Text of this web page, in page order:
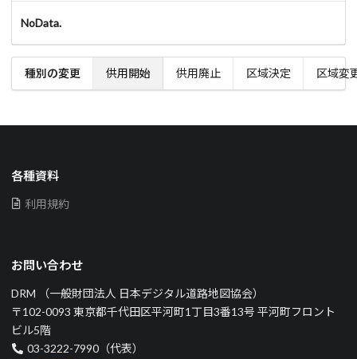
NoData.
種別の変更 供用開始 供用廃止 区域決定 区域変
各種資料
利用規約
お問い合わせ
DRM （一般財団法人 日本デジタル道路地図協会）
〒102-0093 東京都千代田区平河町1丁目3番13号 平河町フロント
ビル5階
03-3222-7990（代表）